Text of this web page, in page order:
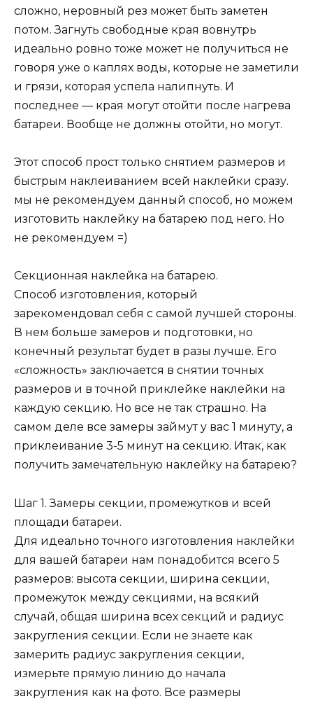
сложно, неровный рез может быть заметен
потом. Загнуть свободные края вовнутрь
идеально ровно тоже может не получиться не
говоря уже о каплях воды, которые не заметили
и грязи, которая успела налипнуть. И
последнее — края могут отойти после нагрева
батареи. Вообще не должны отойти, но могут.
Этот способ прост только снятием размеров и
быстрым наклеиванием всей наклейки сразу.
мы не рекомендуем данный способ, но можем
изготовить наклейку на батарею под него. Но
не рекомендуем =)
Секционная наклейка на батарею.
Способ изготовления, который
зарекомендовал себя с самой лучшей стороны.
В нем больше замеров и подготовки, но
конечный результат будет в разы лучше. Его
«сложность» заключается в снятии точных
размеров и в точной приклейке наклейки на
каждую секцию. Но все не так страшно. На
самом деле все замеры займут у вас 1 минуту, а
приклеивание 3-5 минут на секцию. Итак, как
получить замечательную наклейку на батарею?
Шаг 1. Замеры секции, промежутков и всей
площади батареи.
Для идеально точного изготовления наклейки
для вашей батареи нам понадобится всего 5
размеров: высота секции, ширина секции,
промежуток между секциями, на всякий
случай, общая ширина всех секций и радиус
закругления секции. Если не знаете как
замерить радиус закругления секции,
измерьте прямую линию до начала
закругления как на фото. Все размеры